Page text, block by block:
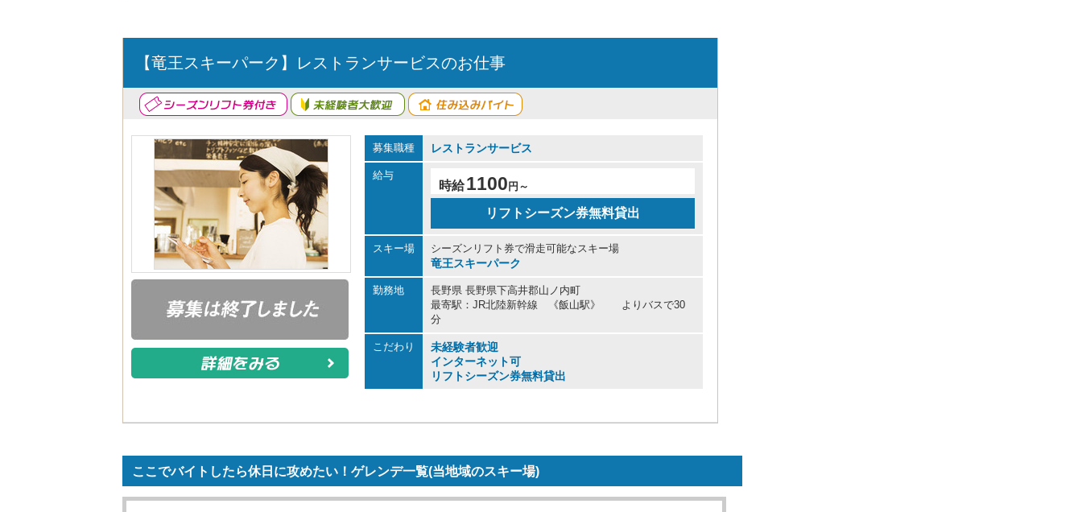
【竜王スキーパーク】レストランサービスのお仕事
募集職種 レストランサービス
給与
時給1100 円～
リフトシーズン券無料貸出
スキー場 シーズンリフト券で滑走可能なスキー場
竜王スキーパーク
勤務地
長野県 長野県下高井郡山ノ内町
最寄駅：JR北陸新幹線 《飯山駅》 よりバスで30
分
こだわり
未経験者歓迎
インターネット可
リフトシーズン券無料貸出
ここでバイトしたら休日に攻めたい！ゲレンデ一覧(当地域のスキー場)